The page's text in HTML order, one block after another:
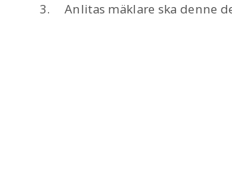
Anlitas mäklare ska denne